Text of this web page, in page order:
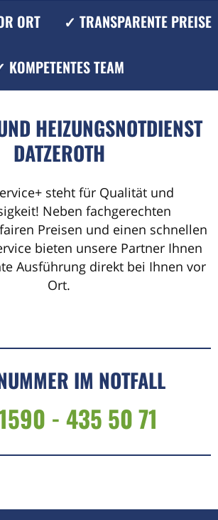
ORT ✓ TRANSPARENTE PREISE
KOMPETENTES TEAM
HEIZUNGSNOTDIENST
DATZEROTH
steht für Qualität und
Neben fachgerechten
Preisen und einen schnellen
bieten unsere Partner Ihnen
Ausführung direkt bei Ihnen vor
Ort.
IM NOTFALL
- 435 50 71